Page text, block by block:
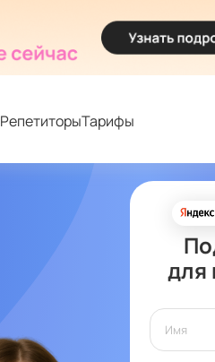
РепетиторыТарифы
для